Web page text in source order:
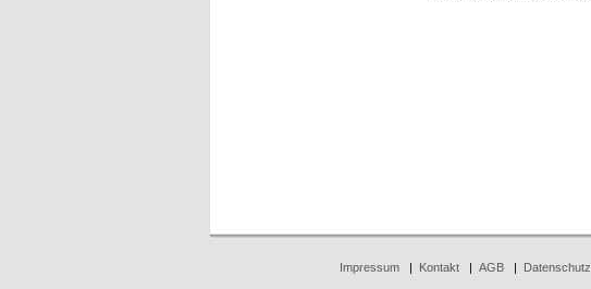
Impressum| Kontakt| AGB| Datenschutz